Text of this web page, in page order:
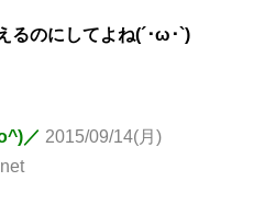
るのにしてよね(´･ω･`)
／ 2015/09/14(月)